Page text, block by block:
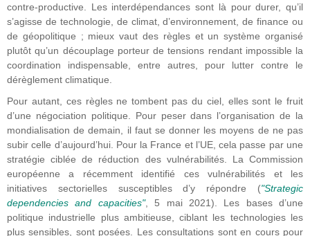
contre-productive. Les interdépendances sont là pour durer, qu’il
s’agisse de technologie, de climat, d’environnement, de finance ou
de géopolitique ; mieux vaut des règles et un système organisé
plutôt qu’un découplage porteur de tensions rendant impossible la
coordination indispensable, entre autres, pour lutter contre le
dérèglement climatique.
Pour autant, ces règles ne tombent pas du ciel, elles sont le fruit
d’une négociation politique. Pour peser dans l’organisation de la
mondialisation de demain, il faut se donner les moyens de ne pas
subir celle d’aujourd’hui. Pour la France et l’UE, cela passe par une
stratégie ciblée de réduction des vulnérabilités. La Commission
européenne a récemment identifié ces vulnérabilités et les
initiatives sectorielles susceptibles d’y répondre ("Strategic
dependencies and capacities", 5 mai 2021). Les bases d’une
politique industrielle plus ambitieuse, ciblant les technologies les
plus sensibles, sont posées. Les consultations sont en cours pour